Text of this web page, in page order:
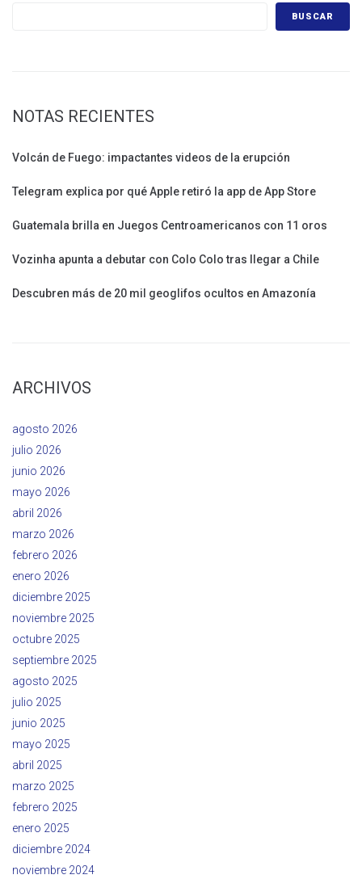
BUSCAR
NOTAS RECIENTES
Volcán de Fuego: impactantes videos de la erupción
Telegram explica por qué Apple retiró la app de App Store
Guatemala brilla en Juegos Centroamericanos con 11 oros
Vozinha apunta a debutar con Colo Colo tras llegar a Chile
Descubren más de 20 mil geoglifos ocultos en Amazonía
ARCHIVOS
agosto 2026
julio 2026
junio 2026
mayo 2026
abril 2026
marzo 2026
febrero 2026
enero 2026
diciembre 2025
noviembre 2025
octubre 2025
septiembre 2025
agosto 2025
julio 2025
junio 2025
mayo 2025
abril 2025
marzo 2025
febrero 2025
enero 2025
diciembre 2024
noviembre 2024